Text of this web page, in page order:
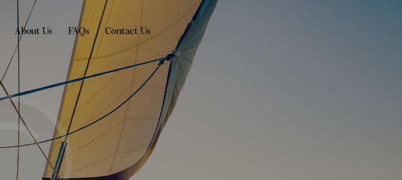
About Us FAQs Contact Us